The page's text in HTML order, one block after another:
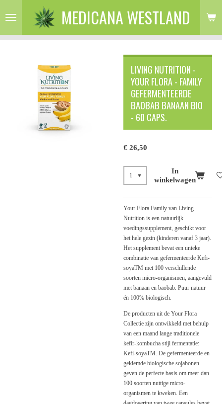
direct
de
MEDICANA WESTLAND
LIVING NUTRITION -
YOUR FLORA - FAMILY
GEFERMENTEERDE
BAOBAB BANAAN BIO
- 60 CAPS.
€ 26,50
In
winkelwagen
Your Flora Family van Living
Nutrition is een natuurlijk
voedingssupplement, geschikt voor
het hele gezin (kinderen vanaf 3 jaar).
Het supplement bevat een unieke
combinatie van gefermenteerde Kefi-
soyaTM met 100 verschillende
soorten micro-organismen, aangevuld
met banaan en baobab. Puur natuur
én 100% biologisch.
De producten uit de Your Flora
Collectie zijn ontwikkeld met behulp
van een maand lange traditionele
kefir-kombucha stijl fermentatie:
Kefi-soyaTM. De gefermenteerde en
gekiemde biologische sojabonen
geven de perfecte basis om meer dan
100 soorten nuttige micro-
organismen te kweken. Een